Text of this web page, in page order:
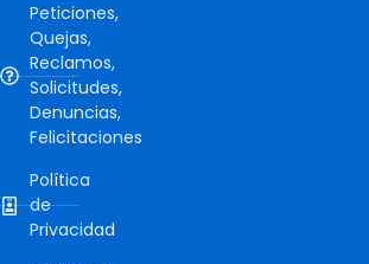
Peticiones,
Quejas,
Reclamos,
Solicitudes,
Denuncias,
Felicitaciones
Política
de
Privacidad